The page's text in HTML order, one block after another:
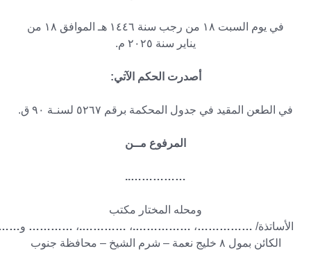
في يوم السبت ۱۸ من رجب سنة ۱٤٤٦ هـ الموافق ۱۸ من
يناير سنة ۲۰۲٥ م.
أصدرت الحكم الآتي:
في الطعن المقيد في جدول المحكمة برقم ٥۲٦۷ لسنـة ۹۰ ق.
المرفوع مــن
……………..
ومحله المختار مكتب
الأساتذة/ ……………، …………….، ………….، ………… و
الكائن بمول ٨ خليج نعمة – شرم الشيخ – محافظة جنوب